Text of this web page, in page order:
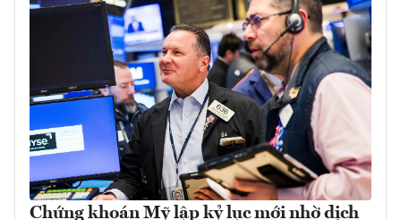
Chứng khoán Mỹ lập kỷ lục mới nhờ dịch